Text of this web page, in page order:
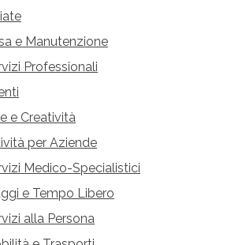
e Manutenzione
Professionali
e Creatività
per Aziende
Medico-Specialistici
e Tempo Libero
alla Persona